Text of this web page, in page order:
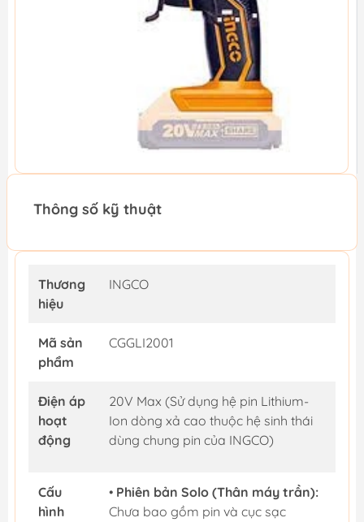
Thông số kỹ thuật
Thương
hiệu
INGCO
Mã sản
phẩm
CGGLI2001
Điện áp
hoạt
động
20V Max (Sử dụng hệ pin Lithium-
Ion dòng xả cao thuộc hệ sinh thái
dùng chung pin của INGCO)
Cấu
hình
• Phiên bản Solo (Thân máy trần):
Chưa bao gồm pin và cục sạc